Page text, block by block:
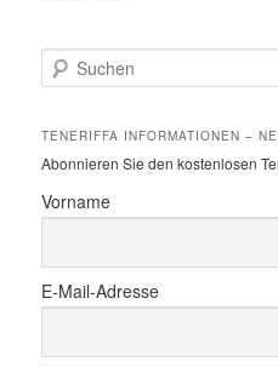
u
h
n
TENERIFFA INFORMATIONEN –
Abonnieren Sie den kostenlosen
Vorname
E-Mail-Adresse